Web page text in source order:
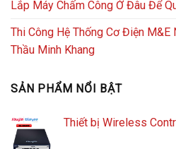
Lắp Máy Chấm Công Ở Đâu Để
Thi Công Hệ Thống Cơ Điện M&E
Thầu Minh Khang
SẢN PHẨM NỔI BẬT
Thiết bị Wireless